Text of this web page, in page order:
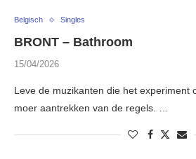
Belgisch Singles
BRONT – Bathroom
15/04/2026
Leve de muzikanten die het experiment
moer aantrekken van de regels. …